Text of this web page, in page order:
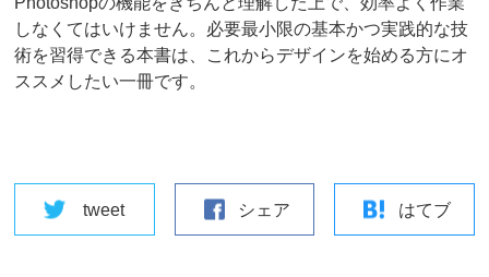
しなくてはいけません。必要最小限の基本かつ実践的な技
術を習得できる本書は、これからデザインを始める方にオ
ススメしたい一冊です。
tweet シェア はてブ